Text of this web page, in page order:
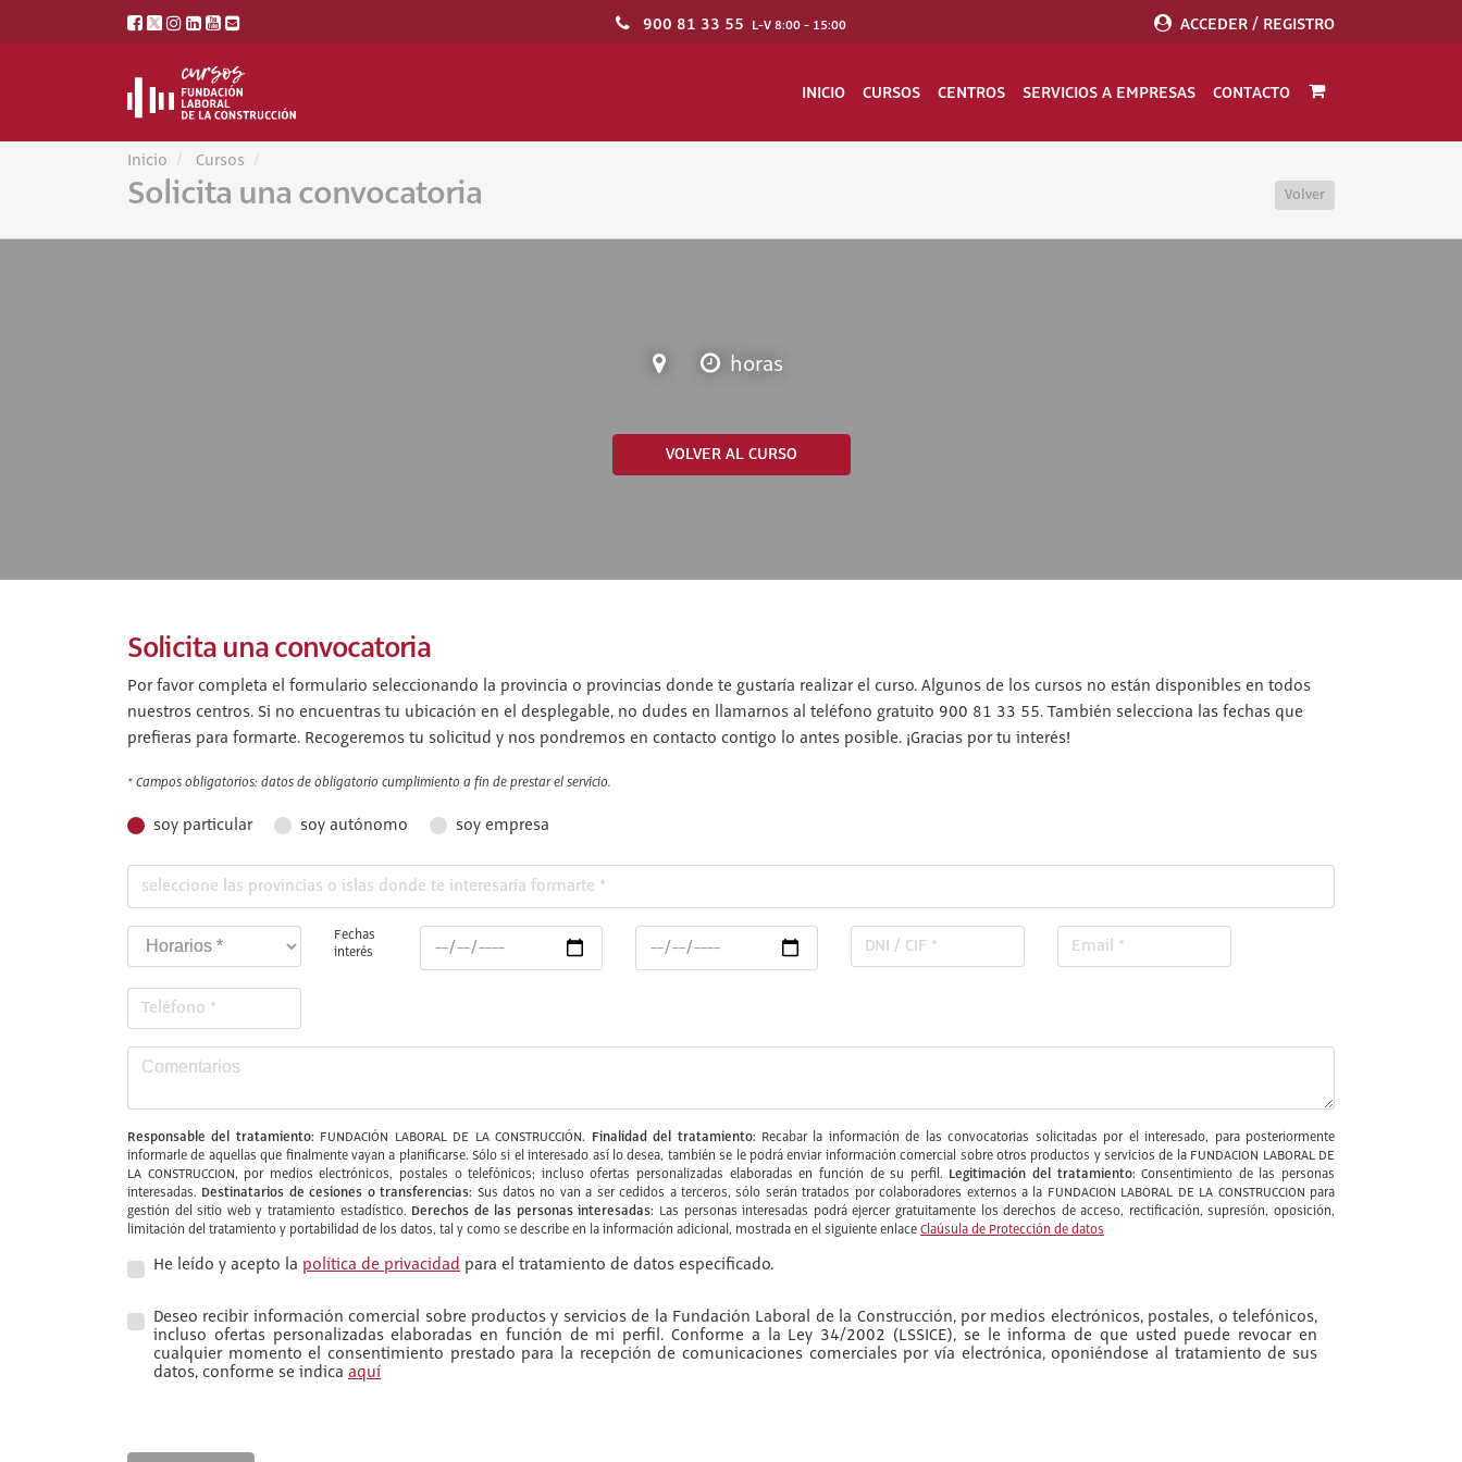
900 81 33 55 L-V 8:00 - 15:00 ACCEDER / REGISTRO
INICIO CURSOS CENTROS SERVICIOS A EMPRESAS CONTACTO
Inicio Cursos
Solicita una convocatoria Volver
horas
VOLVER AL CURSO
Solicita una convocatoria
Por favor completa el formulario seleccionando la provincia o provincias donde te gustaría realizar el curso. Algunos de los cursos no están disponibles en todos
nuestros centros. Si no encuentras tu ubicación en el desplegable, no dudes en llamarnos al teléfono gratuito 900 81 33 55. También selecciona las fechas que
prefieras para formarte. Recogeremos tu solicitud y nos pondremos en contacto contigo lo antes posible. ¡Gracias por tu interés!
* Campos obligatorios: datos de obligatorio cumplimiento a fin de prestar el servicio.
soy particular soy autónomo soy empresa
Fechas
interés
Responsable del tratamiento: FUNDACIÓN LABORAL DE LA CONSTRUCCIÓN. Finalidad del tratamiento: Recabar la información de las convocatorias solicitadas por el interesado, para posteriormente
informarle de aquellas que finalmente vayan a planificarse. Sólo si el interesado así lo desea, también se le podrá enviar información comercial sobre otros productos y servicios de la FUNDACION LABORAL DE
LA CONSTRUCCION, por medios electrónicos, postales o telefónicos; incluso ofertas personalizadas elaboradas en función de su perfil. Legitimación del tratamiento: Consentimiento de las personas
interesadas. Destinatarios de cesiones o transferencias: Sus datos no van a ser cedidos a terceros, sólo serán tratados por colaboradores externos a la FUNDACION LABORAL DE LA CONSTRUCCION para
gestión del sitio web y tratamiento estadístico. Derechos de las personas interesadas:
Las personas interesadas podrá ejercer gratuitamente los derechos de acceso, rectificación, supresión, oposición,
limitación del tratamiento y portabilidad de los datos, tal y como se describe en la información adicional, mostrada en el siguiente enlace Claúsula de Protección de datos
He leído y acepto la política de privacidad para el tratamiento de datos especificado.
Deseo recibir información comercial sobre productos y servicios de la Fundación Laboral de la Construcción, por medios electrónicos, postales, o telefónicos,
incluso ofertas personalizadas elaboradas en función de mi perfil. Conforme a la Ley 34/2002 (LSSICE), se le informa de que usted puede revocar en
cualquier momento el consentimiento prestado para la recepción de comunicaciones comerciales por vía electrónica, oponiéndose al tratamiento de sus
datos, conforme se indica aquí